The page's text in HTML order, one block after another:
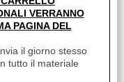
VERRANNO
PAGINA DEL
il giorno stesso
tutto il materiale